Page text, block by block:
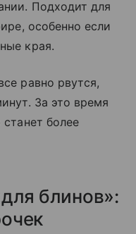
Подходит для
особенно если
края.
равно рвутся,
За это время
станет более
блинов»: